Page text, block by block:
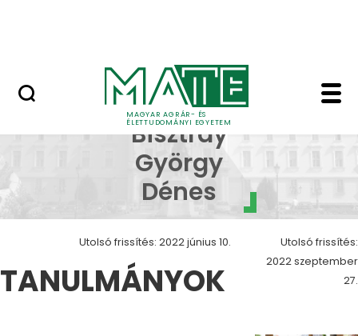
MAGYAR AGRÁR- ÉS
ÉLETTUDOMÁNYI EGYETEM
dr. Bisztray György -
dr.
Bisztray
György
Dénes
Utolsó frissítés: 2022 június 10.
TANULMÁNYOK
Utolsó frissítés:
2022 szeptember
27.